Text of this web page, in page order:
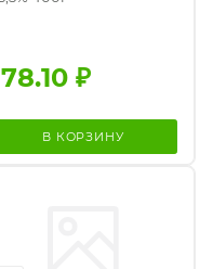
78.10₽
В КОРЗИНУ